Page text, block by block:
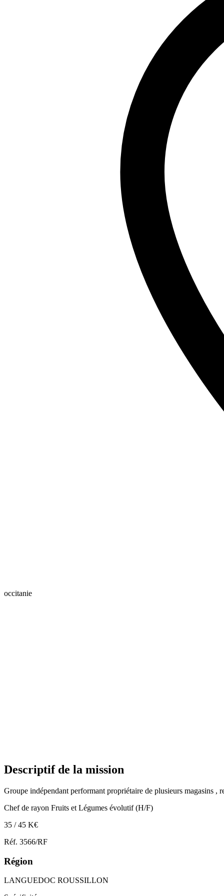
occitanie
Descriptif de la mission
Groupe indépendant performant propriétaire de plusieurs magasins ,
Chef de rayon Fruits et Légumes évolutif (H/F)
35 / 45 K€
Réf. 3566/RF
Région
LANGUEDOC ROUSSILLON